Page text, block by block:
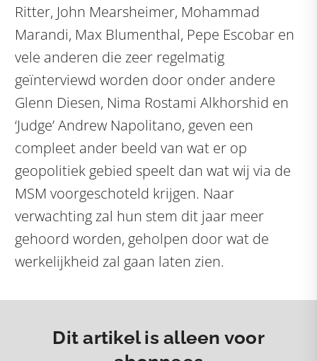
Ritter, John Mearsheimer, Mohammad
Marandi, Max Blumenthal, Pepe Escobar en
vele anderen die zeer regelmatig
geïnterviewd worden door onder andere
Glenn Diesen, Nima Rostami Alkhorshid en
‘Judge’ Andrew Napolitano, geven een
compleet ander beeld van wat er op
geopolitiek gebied speelt dan wat wij via de
MSM voorgeschoteld krijgen. Naar
verwachting zal hun stem dit jaar meer
gehoord worden, geholpen door wat de
werkelijkheid zal gaan laten zien.
Dit artikel is alleen voor